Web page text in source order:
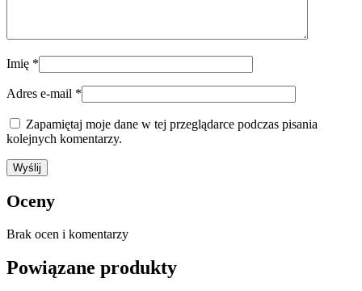
Imię *
Adres e-mail *
Zapamiętaj moje dane w tej przeglądarce podczas pisania
kolejnych komentarzy.
Oceny
Brak ocen i komentarzy
Powiązane produkty